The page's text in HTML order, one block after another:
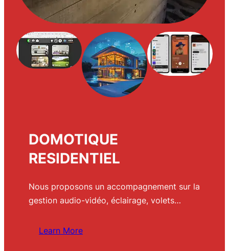
DOMOTIQUE
RESIDENTIEL
Nous proposons un accompagnement sur la
gestion audio-vidéo, éclairage, volets…
Learn More